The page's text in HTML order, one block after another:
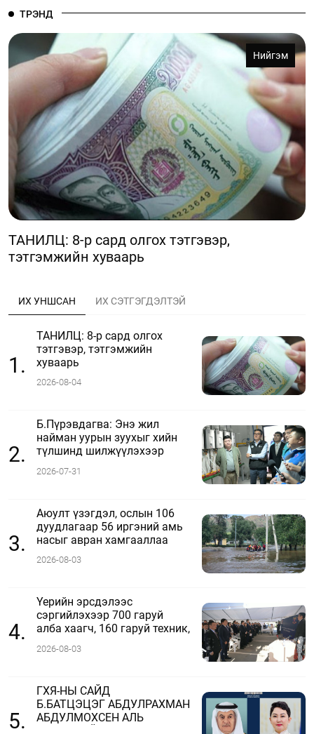
ТРЭНД
Нийгэм
ТАНИЛЦ: 8-р сард олгох тэтгэвэр,
тэтгэмжийн хуваарь
ИХ УНШСАН ИХ СЭТГЭГДЭЛТЭЙ
1.
ТАНИЛЦ: 8-р сард олгох
тэтгэвэр, тэтгэмжийн
хуваарь
2026-08-04
2.
Б.Пүрэвдагва: Энэ жил
найман уурын зуухыг хийн
түлшинд шилжүүлэхээр
2026-07-31
3.
Аюулт үзэгдэл, ослын 106
дуудлагаар 56 иргэний амь
насыг авран хамгааллаа
2026-08-03
4.
Үерийн эрсдэлээс
сэргийлэхээр 700 гаруй
алба хаагч, 160 гаруй техник,
ажиллаж байна
2026-08-03
5.
ГХЯ-НЫ САЙД
Б.БАТЦЭЦЭГ АБДУЛРАХМАН
АБДУЛМОХСЕН АЛЬ